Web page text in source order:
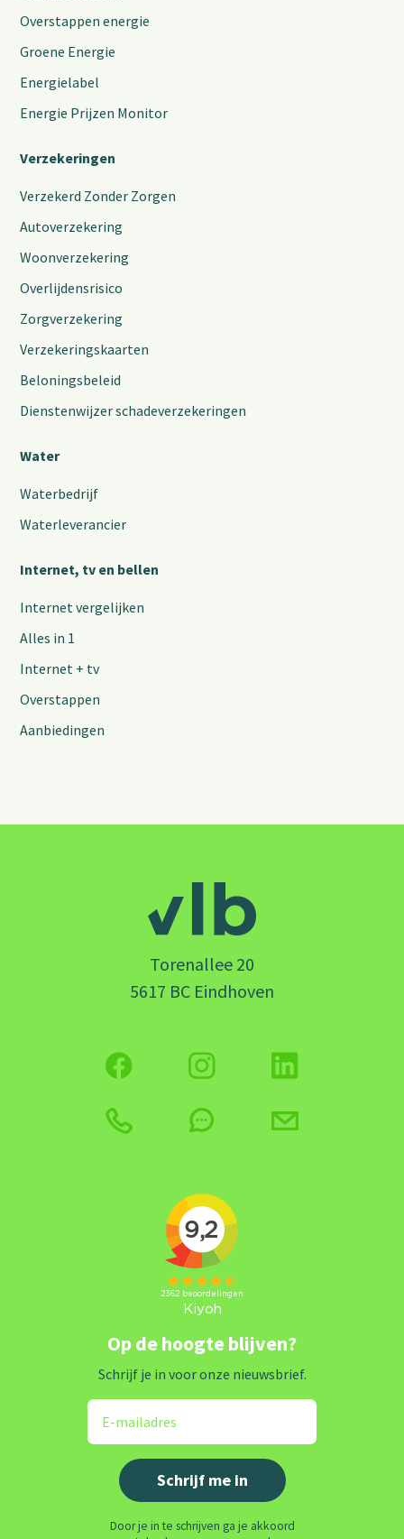
Overstappen energie
Groene Energie
Energielabel
Energie Prijzen Monitor
Verzekeringen
Verzekerd Zonder Zorgen
Autoverzekering
Woonverzekering
Overlijdensrisico
Zorgverzekering
Verzekeringskaarten
Beloningsbeleid
Dienstenwijzer schadeverzekeringen
Water
Waterbedrijf
Waterleverancier
Internet, tv en bellen
Internet vergelijken
Alles in 1
Internet + tv
Overstappen
Aanbiedingen
Torenallee 20
5617 BC Eindhoven
Op de hoogte blijven?
Schrijf je in voor onze nieuwsbrief.
Door je in te schrijven ga je akkoord